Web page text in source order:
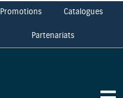
Promotions Catalogues
Partenariats